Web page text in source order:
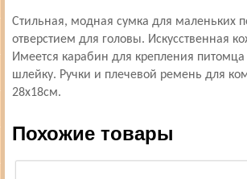
Стильная, модная сумка для маленьких
отверстием для головы. Искусственная
Имеется карабин для крепления
шлейку. Ручки и плечевой ремень для
28х18см.
Похожие товары